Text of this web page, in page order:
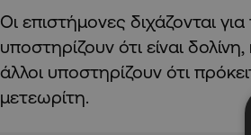
Οι επιστήμονες διχάζονται
υποστηρίζουν ότι είναι
άλλοι υποστηρίζουν ότι
μετεωρίτη.